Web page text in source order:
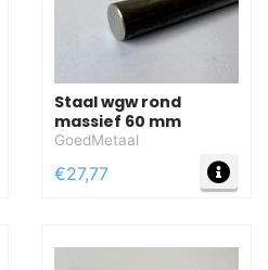
MEER INFO
Staal wgw rond
massief 60 mm
GoedMetaal
€27,77